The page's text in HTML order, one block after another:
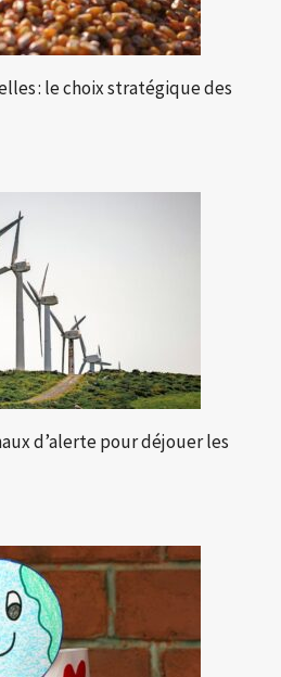
: le choix stratégique des
d’alerte pour déjouer les